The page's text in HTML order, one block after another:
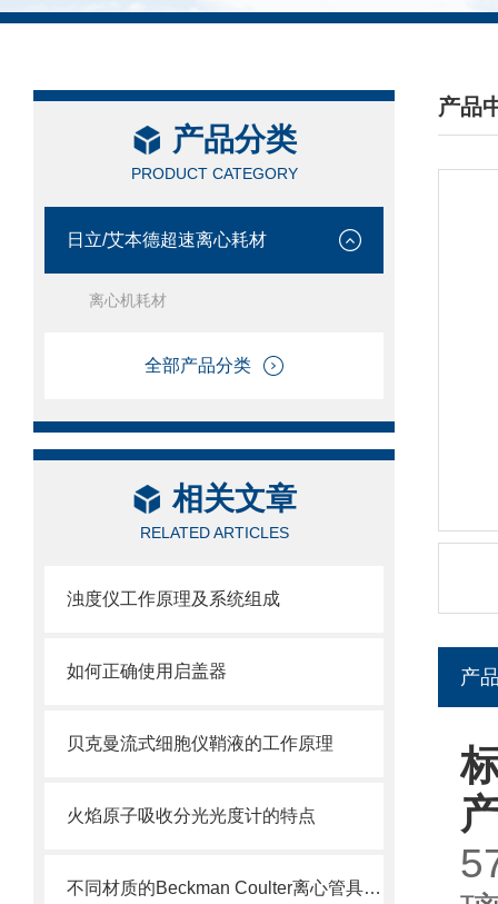
产品分类
PRODUCT CATEGORY
日立/艾本德超速离心耗材
离心机耗材
全部产品分类
相关文章
RELATED ARTICLES
浊度仪工作原理及系统组成
如何正确使用启盖器
贝克曼流式细胞仪鞘液的工作原理
火焰原子吸收分光光度计的特点
不同材质的Beckman Coulter离心管具有不同的使用特性
产品
/
产